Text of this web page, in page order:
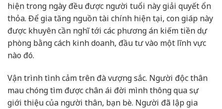
hiện trong ngày đều được người tuổi này giải quyết ổn
thỏa. Để gia tăng nguồn tài chính hiện tại, con giáp này
được khuyên cần nghĩ tới các phương án kiếm tiền dự
phòng bằng cách kinh doanh, đầu tư vào một lĩnh vực
nào đó.
Vận trình tình cảm trên đà vượng sắc. Người độc thân
mau chóng tìm được chân ái đời mình thông qua sự
giới thiệu của người thân, bạn bè. Người đã lập gia